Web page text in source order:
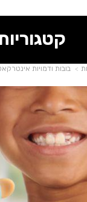
בובות ודמויות